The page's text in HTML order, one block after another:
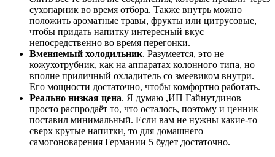
сухопарник во время отбора. Также внутрь можно
положить ароматные травы, фрукты или цитрусовые,
чтобы придать напитку интересный вкус
непосредственно во время перегонки.
Вменяемый холодильник. Разумеется, это не
кожухотрубник, как на аппаратах колонного типа, но
вполне приличный охладитель со змеевиком внутри.
Его мощности достаточно, чтобы комфортно работать.
Реально низкая цена. Я думаю ,ИП Гайнутдинов
просто распродаёт то, что осталось, поэтому и ценник
поставил минимальный. Если вам не нужны какие-то
сверх крутые напитки, то для домашнего
самогоноварения Германии 5 будет достаточно.